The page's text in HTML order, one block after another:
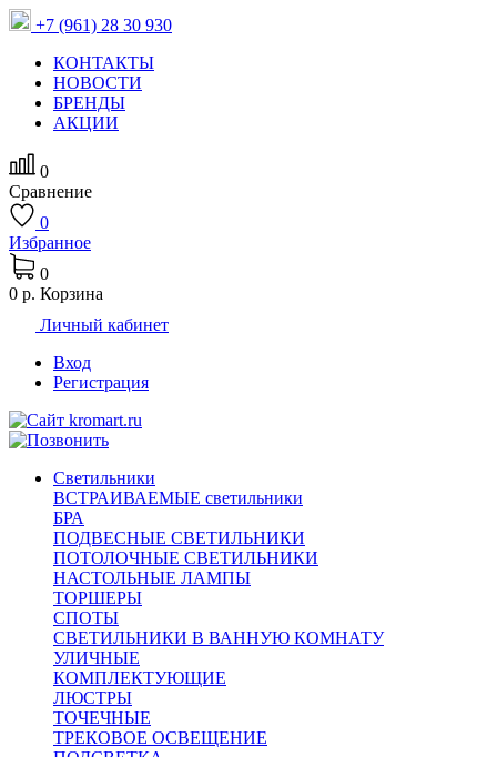
+7 (961) 28 30 930
КОНТАКТЫ
НОВОСТИ
БРЕНДЫ
АКЦИИ
0
Сравнение
0
Избранное
0
0 р. Корзина
Личный кабинет
Вход
Регистрация
Светильники
ВСТРАИВАЕМЫЕ светильники
БРА
ПОДВЕСНЫЕ СВЕТИЛЬНИКИ
ПОТОЛОЧНЫЕ СВЕТИЛЬНИКИ
НАСТОЛЬНЫЕ ЛАМПЫ
ТОРШЕРЫ
СПОТЫ
СВЕТИЛЬНИКИ В ВАННУЮ КОМНАТУ
УЛИЧНЫЕ
КОМПЛЕКТУЮЩИЕ
ЛЮСТРЫ
ТОЧЕЧНЫЕ
ТРЕКОВОЕ ОСВЕЩЕНИЕ